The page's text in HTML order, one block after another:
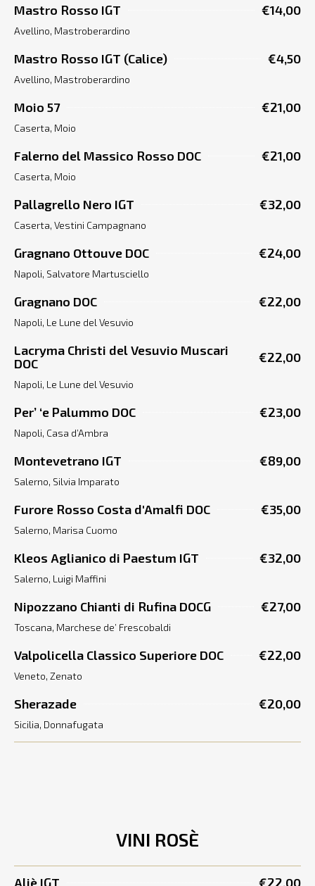
Mastro Rosso IGT €14,00
Avellino, Mastroberardino
Mastro Rosso IGT (Calice) €4,50
Avellino, Mastroberardino
Moio 57 €21,00
Caserta, Moio
Falerno del Massico Rosso DOC €21,00
Caserta, Moio
Pallagrello Nero IGT €32,00
Caserta, Vestini Campagnano
Gragnano Ottouve DOC €24,00
Napoli, Salvatore Martusciello
Gragnano DOC €22,00
Napoli, Le Lune del Vesuvio
Lacryma Christi del Vesuvio Muscari
DOC
€22,00
Napoli, Le Lune del Vesuvio
Per’ ‘e Palummo DOC €23,00
Napoli, Casa d’Ambra
Montevetrano IGT €89,00
Salerno, Silvia Imparato
Furore Rosso Costa d'Amalfi DOC €35,00
Salerno, Marisa Cuomo
Kleos Aglianico di Paestum IGT €32,00
Salerno, Luigi Maffini
Nipozzano Chianti di Rufina DOCG €27,00
Toscana, Marchese de’ Frescobaldi
Valpolicella Classico Superiore DOC €22,00
Veneto, Zenato
Sherazade €20,00
Sicilia, Donnafugata
VINI ROSÈ
Aliè IGT €22,00